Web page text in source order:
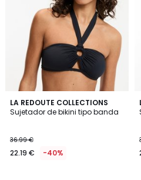
LA REDOUTE COLLECTIONS
Sujetador de bikini tipo banda
36.99 €
22.19 € -40%
5
/